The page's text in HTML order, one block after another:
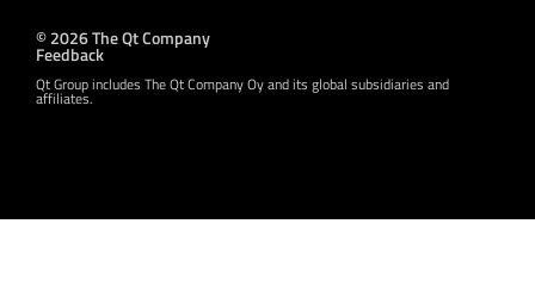
© 2026 The Qt Company
Feedback
Qt Group includes The Qt Company Oy and its global subsidiaries and
affiliates.